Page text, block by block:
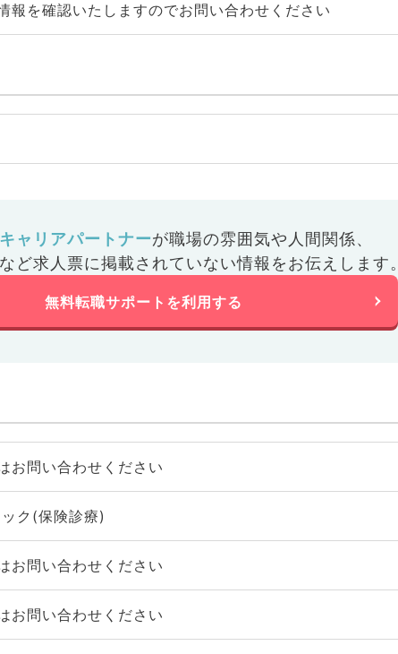
報を確認いたしますのでお問い合わせください
ャリアパートナーが職場の雰囲気や人間関係、
ど求人票に掲載されていない情報をお伝えします。
無料転職サポートを利用する
お問い合わせください
ク(保険診療)
お問い合わせください
お問い合わせください